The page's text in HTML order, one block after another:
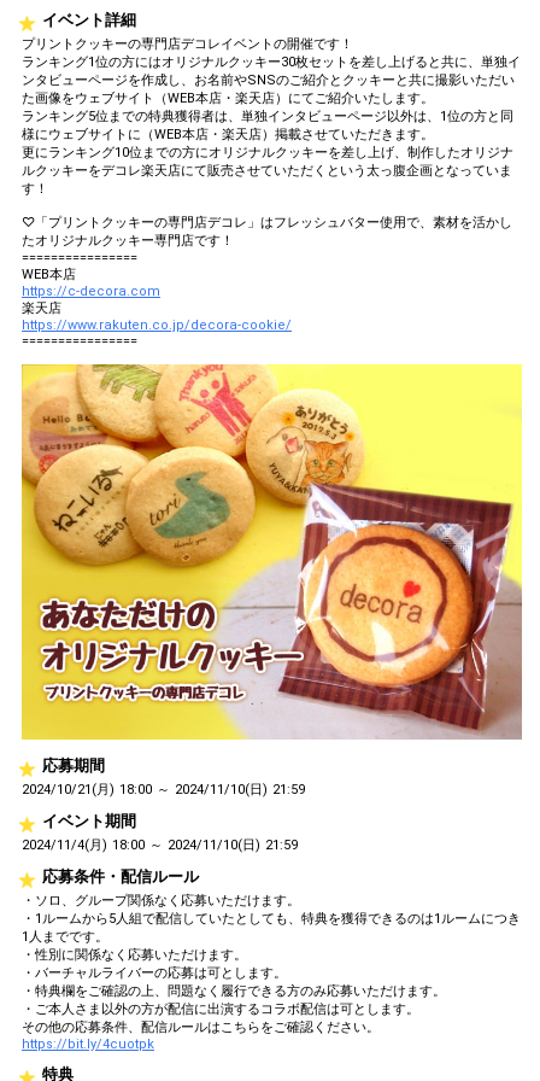
イベント詳細
プリントクッキーの専門店デコレイベントの開催です！
ランキング1位の方にはオリジナルクッキー30枚セットを差し上げると共に、単独イ
ンタビューページを作成し、お名前やSNSのご紹介とクッキーと共に撮影いただい
た画像をウェブサイト（WEB本店・楽天店）にてご紹介いたします。
ランキング5位までの特典獲得者は、単独インタビューページ以外は、1位の方と同
様にウェブサイトに（WEB本店・楽天店）掲載させていただきます。
更にランキング10位までの方にオリジナルクッキーを差し上げ、制作したオリジナ
ルクッキーをデコレ楽天店にて販売させていただくという太っ腹企画となっていま
す！
♡「プリントクッキーの専門店デコレ」はフレッシュバター使用で、素材を活かし
たオリジナルクッキー専門店です！
================
WEB本店
https://c-decora.com
楽天店
https://www.rakuten.co.jp/decora-cookie/
================
応募期間
2024/10/21(月) 18:00 ～ 2024/11/10(日) 21:59
イベント期間
2024/11/4(月) 18:00 ～ 2024/11/10(日) 21:59
応募条件・配信ルール
・ソロ、グループ関係なく応募いただけます。
・1ルームから5人組で配信していたとしても、特典を獲得できるのは1ルームにつき
1人までです。
・性別に関係なく応募いただけます。
・バーチャルライバーの応募は可とします。
・特典欄をご確認の上、問題なく履行できる方のみ応募いただけます。
・ご本人さま以外の方が配信に出演するコラボ配信は可とします。
その他の応募条件、配信ルールはこちらをご確認ください。
https://bit.ly/4cuotpk
特典